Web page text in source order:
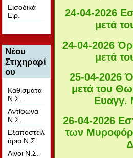
Εισοδικά
Ειρ.
Νέου
Στιχηραρί
ου
Καθίσματα
Ν.Σ.
Αντίφωνα
Ν.Σ.
Εξαποστειλ
άρια Ν.Σ.
Αίνοι Ν.Σ.
24-04-2026
μετά
24-04-2026
μετά
25-04-2026
μετά του
Ευαγγ.
26-04-2026
των